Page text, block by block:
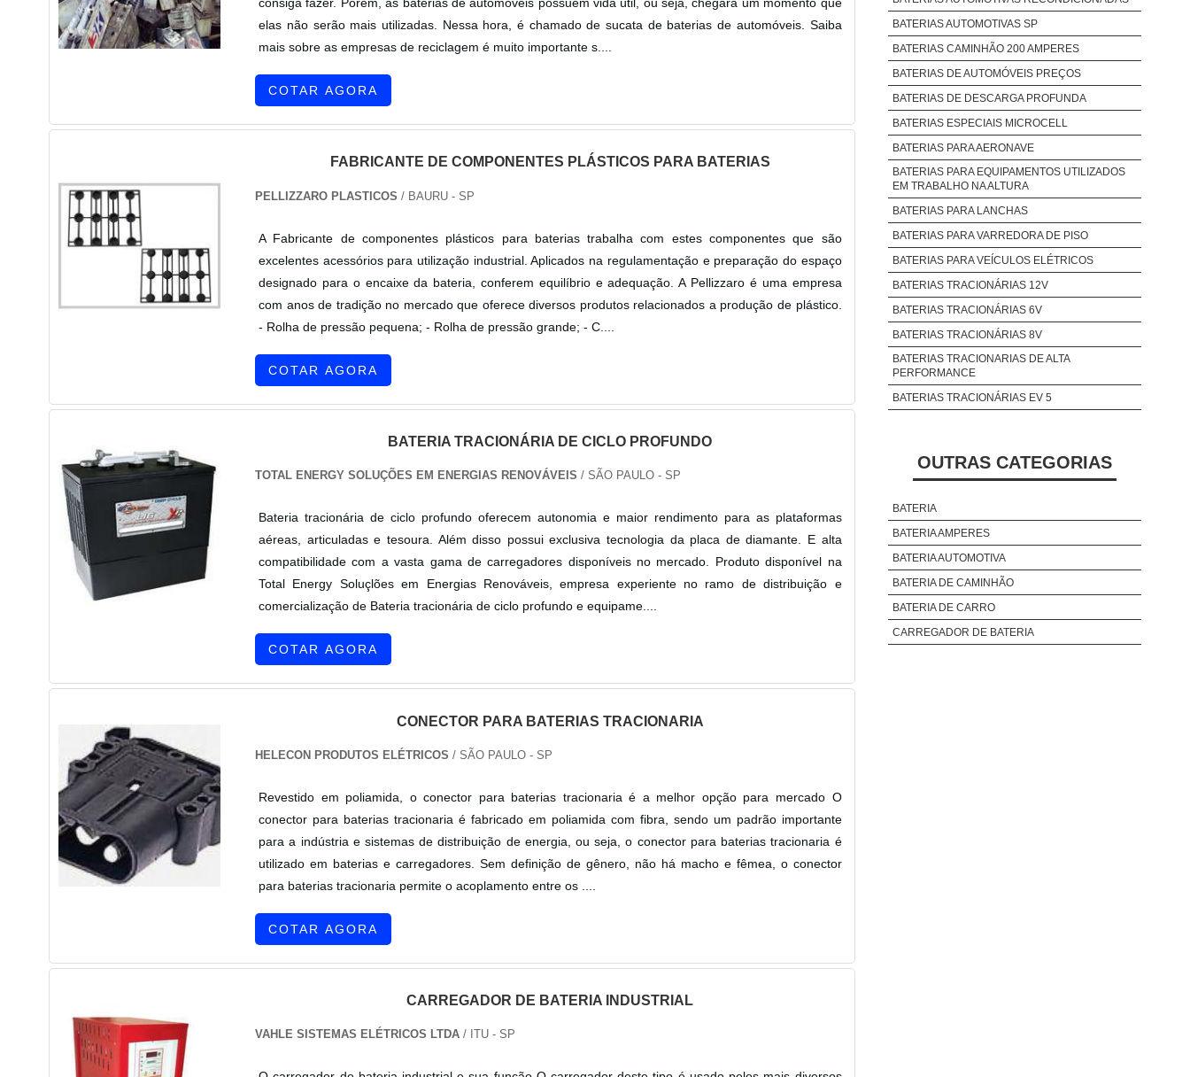
elas não serão mais utilizadas. Nessa hora, é chamado de sucata de baterias de automóveis. Saiba
mais sobre as empresas de reciclagem é muito importante s....
COTAR AGORA
FABRICANTE DE COMPONENTES PLÁSTICOS PARA BATERIAS
PELLIZZARO PLASTICOS / BAURU - SP
A Fabricante de componentes plásticos para baterias trabalha com estes componentes que são
excelentes acessórios para utilização industrial. Aplicados na regulamentação e preparação do espaço
designado para o encaixe da bateria, conferem equilíbrio e adequação. A Pellizzaro é uma empresa
com anos de tradição no mercado que oferece diversos produtos relacionados a produção de plástico.
- Rolha de pressão pequena; - Rolha de pressão grande; - C....
COTAR AGORA
BATERIA TRACIONÁRIA DE CICLO PROFUNDO
TOTAL ENERGY SOLUÇÕES EM ENERGIAS RENOVÁVEIS / SÃO PAULO - SP
Bateria tracionária de ciclo profundo oferecem autonomia e maior rendimento para as plataformas
aéreas, articuladas e tesoura. Além disso possui exclusiva tecnologia da placa de diamante. E alta
compatibilidade com a vasta gama de carregadores disponíveis no mercado. Produto disponível na
Total Energy Soluçlões em Energias Renováveis, empresa experiente no ramo de distribuição e
comercialização de Bateria tracionária de ciclo profundo e equipame....
COTAR AGORA
CONECTOR PARA BATERIAS TRACIONARIA
HELECON PRODUTOS ELÉTRICOS / SÃO PAULO - SP
Revestido em poliamida, o conector para baterias tracionaria é a melhor opção para mercado O
conector para baterias tracionaria é fabricado em poliamida com fibra, sendo um padrão importante
para a indústria e sistemas de distribuição de energia, ou seja, o conector para baterias tracionaria é
utilizado em baterias e carregadores. Sem definição de gênero, não há macho e fêmea, o conector
para baterias tracionaria permite o acoplamento entre os ....
COTAR AGORA
CARREGADOR DE BATERIA INDUSTRIAL
VAHLE SISTEMAS ELÉTRICOS LTDA / ITU - SP
BATERIAS AUTOMOTIVAS SP
BATERIAS CAMINHÃO 200 AMPERES
BATERIAS DE AUTOMÓVEIS PREÇOS
BATERIAS DE DESCARGA PROFUNDA
BATERIAS ESPECIAIS MICROCELL
BATERIAS PARA AERONAVE
BATERIAS PARA EQUIPAMENTOS UTILIZADOS
EM TRABALHO NA ALTURA
BATERIAS PARA LANCHAS
BATERIAS PARA VARREDORA DE PISO
BATERIAS PARA VEÍCULOS ELÉTRICOS
BATERIAS TRACIONÁRIAS 12V
BATERIAS TRACIONÁRIAS 6V
BATERIAS TRACIONÁRIAS 8V
BATERIAS TRACIONARIAS DE ALTA
PERFORMANCE
BATERIAS TRACIONÁRIAS EV 5
OUTRAS CATEGORIAS
BATERIA
BATERIA AMPERES
BATERIA AUTOMOTIVA
BATERIA DE CAMINHÃO
BATERIA DE CARRO
CARREGADOR DE BATERIA